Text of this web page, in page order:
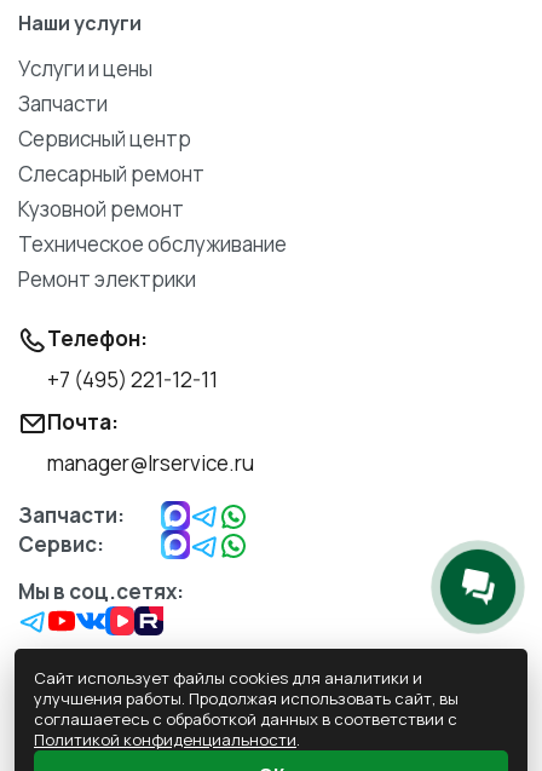
Наши услуги
Услуги и цены
Запчасти
Сервисный центр
Слесарный ремонт
Кузовной ремонт
Техническое обслуживание
Ремонт электрики
Телефон:
+7 (495) 221-12-11
Почта:
manager@lrservice.ru
Запчасти:
Сервис:
Мы в соц.сетях:
Обработка персональных данных
Сайт использует файлы cookies для аналитики и
улучшения работы. Продолжая использовать сайт, вы
соглашаетесь с обработкой данных в соответствии с
Политикой конфиденциальности.